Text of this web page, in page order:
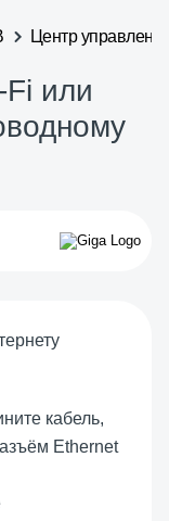
Центр
или
кабель,
Ethernet